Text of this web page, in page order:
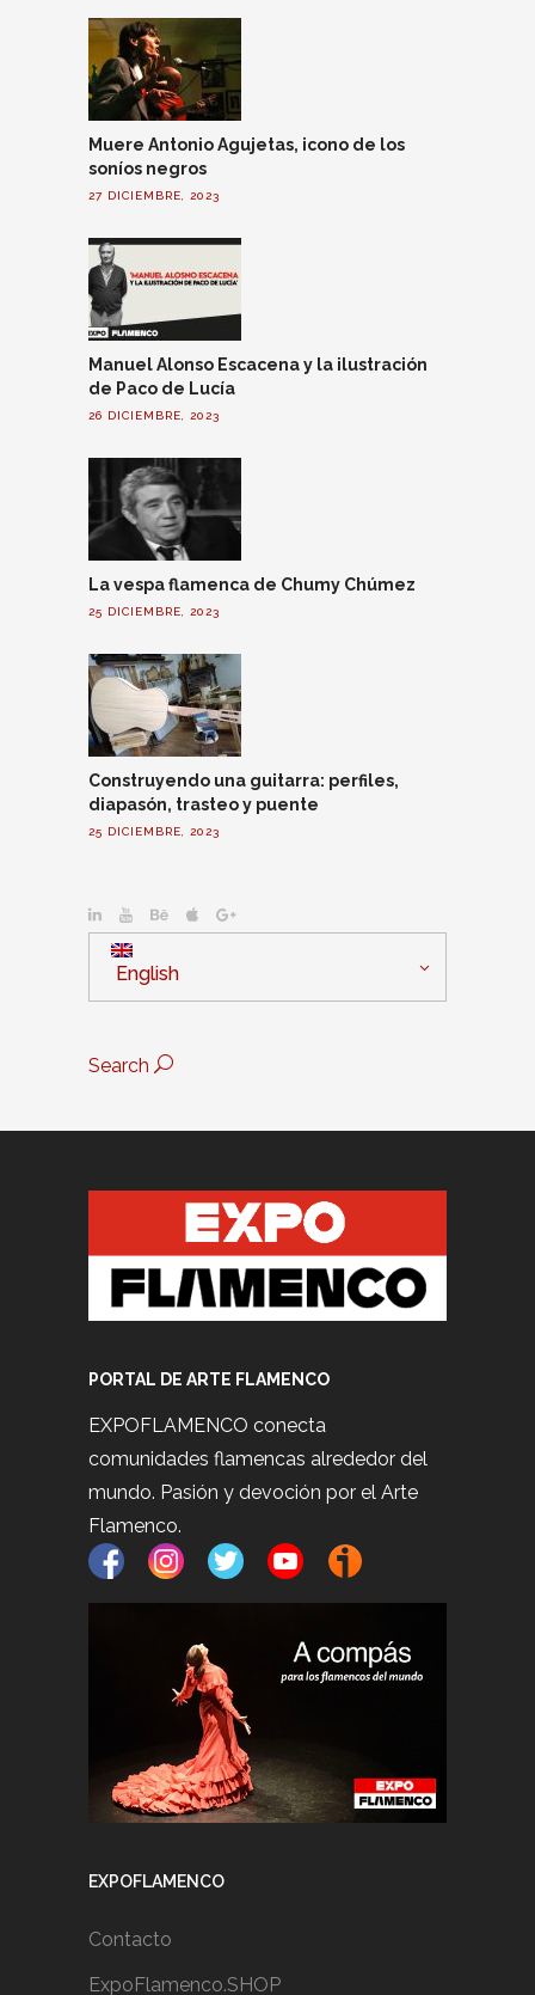
Muere Antonio Agujetas, icono de los
soníos negros
27 DICIEMBRE, 2023
Manuel Alonso Escacena y la ilustración
de Paco de Lucía
26 DICIEMBRE, 2023
La vespa flamenca de Chumy Chúmez
25 DICIEMBRE, 2023
Construyendo una guitarra: perfiles,
diapasón, trasteo y puente
25 DICIEMBRE, 2023
English
Search
PORTAL DE ARTE FLAMENCO
EXPOFLAMENCO conecta
comunidades flamencas alrededor del
mundo. Pasión y devoción por el Arte
Flamenco.
EXPOFLAMENCO
Contacto
ExpoFlamenco.SHOP